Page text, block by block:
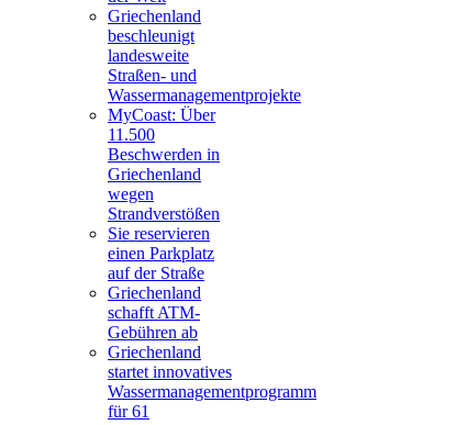
Griechenland
beschleunigt
landesweite
Straßen- und
Wassermanagementprojekte
MyCoast: Über
11.500
Beschwerden in
Griechenland
wegen
Strandverstößen
Sie reservieren
einen Parkplatz
auf der Straße
Griechenland
schafft ATM-
Gebühren ab
Griechenland
startet innovatives
Wassermanagementprogramm
für 61